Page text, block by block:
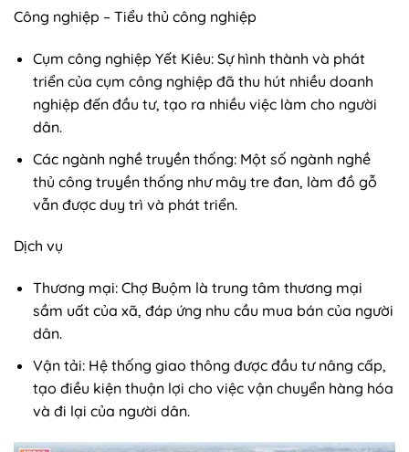
Công nghiệp – Tiểu thủ công nghiệp
Cụm công nghiệp Yết Kiêu: Sự hình thành và phát
triển của cụm công nghiệp đã thu hút nhiều doanh
nghiệp đến đầu tư, tạo ra nhiều việc làm cho người
dân.
Các ngành nghề truyền thống: Một số ngành nghề
thủ công truyền thống như mây tre đan, làm đồ gỗ
vẫn được duy trì và phát triển.
Dịch vụ
Thương mại: Chợ Buộm là trung tâm thương mại
sầm uất của xã, đáp ứng nhu cầu mua bán của người
dân.
Vận tải: Hệ thống giao thông được đầu tư nâng cấp,
tạo điều kiện thuận lợi cho việc vận chuyển hàng hóa
và đi lại của người dân.